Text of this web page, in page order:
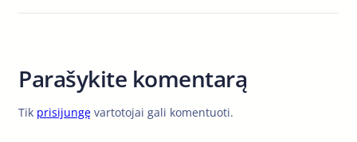
Parašykite komentarą
Tik prisijungę vartotojai gali komentuoti.